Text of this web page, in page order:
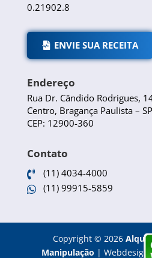
0.21902.8
ENVIE SUA RECEITA
Endereço
Rua Dr. Cândido Rodrigues,
Centro, Bragança Paulista – SP
CEP: 12900-360
Contato
 (11) 4034-4000
 (11) 99915-5859
Copyright© 2026
Manipulação | Webdesign